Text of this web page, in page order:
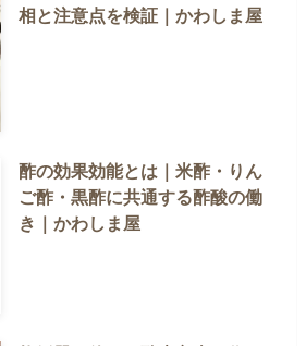
相と注意点を検証｜かわしま屋
酢の効果効能とは｜米酢・りん
ご酢・黒酢に共通する酢酸の働
き｜かわしま屋